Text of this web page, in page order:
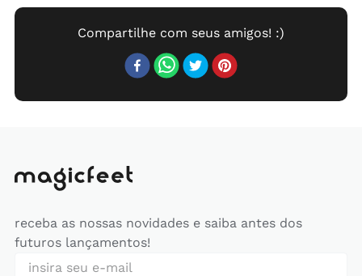
receba as nossas novidades e saiba antes dos
futuros lançamentos!